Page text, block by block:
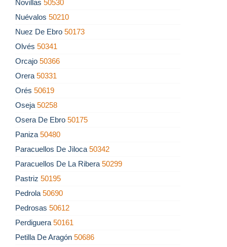
Novillas 50530
Nuévalos 50210
Nuez De Ebro 50173
Olvés 50341
Orcajo 50366
Orera 50331
Orés 50619
Oseja 50258
Osera De Ebro 50175
Paniza 50480
Paracuellos De Jiloca 50342
Paracuellos De La Ribera 50299
Pastriz 50195
Pedrola 50690
Pedrosas 50612
Perdiguera 50161
Petilla De Aragón 50686